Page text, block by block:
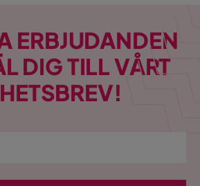
ERBJUDANDEN
DIG TILL VÅRT